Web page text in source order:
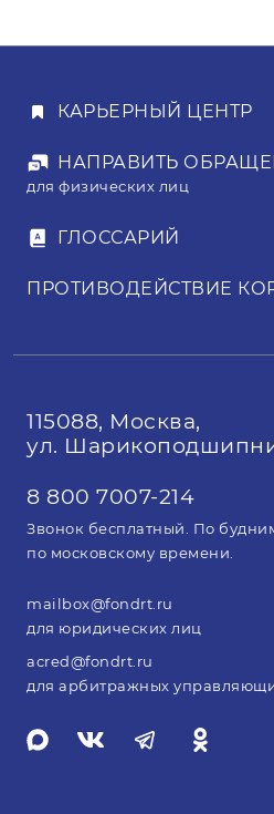
электронных торгов,
выигравший.
КАРЬЕРНЫЙ ЦЕНТР
НАПРАВИТЬ
для физических лиц
ГЛОССАРИЙ
ПРОТИВОДЕЙСТВИЕ
115088, Москва,
ул.
8 800 7007-214
Звонок бесплатный. По
по московскому времени.
mailbox@fondrt.ru
для юридических лиц
acred@fondrt.ru
для арбитражных